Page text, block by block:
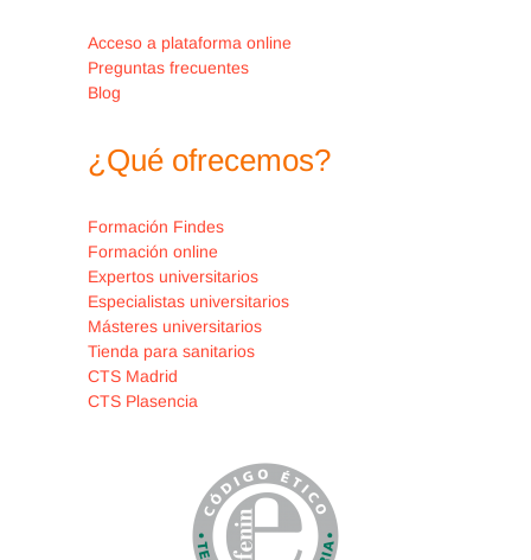
Acceso a plataforma online
Preguntas frecuentes
Blog
¿Qué ofrecemos?
Formación Findes
Formación online
Expertos universitarios
Especialistas universitarios
Másteres universitarios
Tienda para sanitarios
CTS Madrid
CTS Plasencia